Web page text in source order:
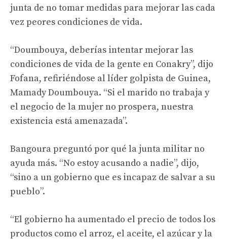
junta de no tomar medidas para mejorar las cada
vez peores condiciones de vida.
“Doumbouya, deberías intentar mejorar las
condiciones de vida de la gente en Conakry”, dijo
Fofana, refiriéndose al líder golpista de Guinea,
Mamady Doumbouya. “Si el marido no trabaja y
el negocio de la mujer no prospera, nuestra
existencia está amenazada”.
Bangoura preguntó por qué la junta militar no
ayuda más. “No estoy acusando a nadie”, dijo,
“sino a un gobierno que es incapaz de salvar a su
pueblo”.
“El gobierno ha aumentado el precio de todos los
productos como el arroz, el aceite, el azúcar y la